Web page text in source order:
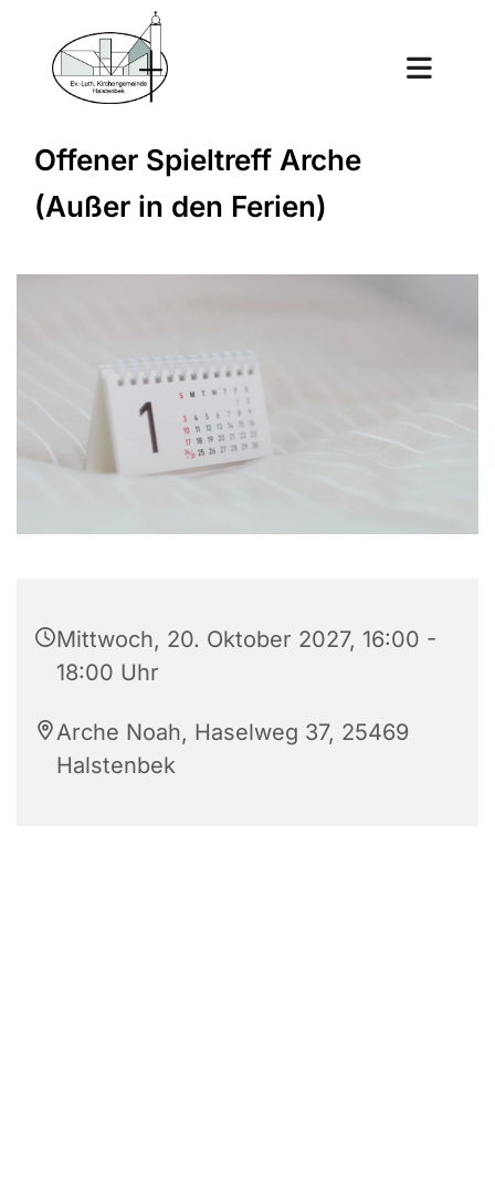
Offener Spieltreff Arche
(Außer in den Ferien)
Mittwoch, 20. Oktober 2027, 16:00 -
18:00 Uhr
Arche Noah, Haselweg 37, 25469
Halstenbek